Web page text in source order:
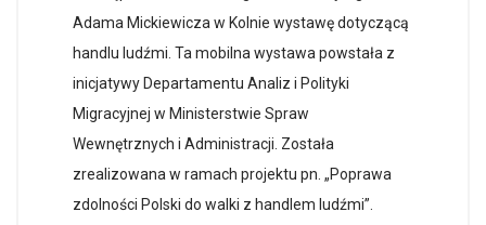
Adama Mickiewicza w Kolnie wystawę dotyczącą
handlu ludźmi. Ta mobilna wystawa powstała z
inicjatywy Departamentu Analiz i Polityki
Migracyjnej w Ministerstwie Spraw
Wewnętrznych i Administracji. Została
zrealizowana w ramach projektu pn. „Poprawa
zdolności Polski do walki z handlem ludźmi”.